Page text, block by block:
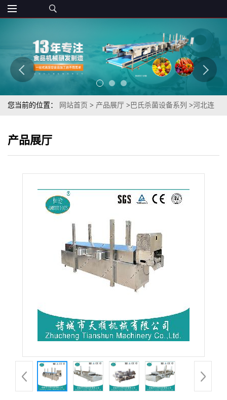
您当前的位置： 网站首页 > 产品展厅 > 巴氏杀菌设备系列 >河北连
产品展厅